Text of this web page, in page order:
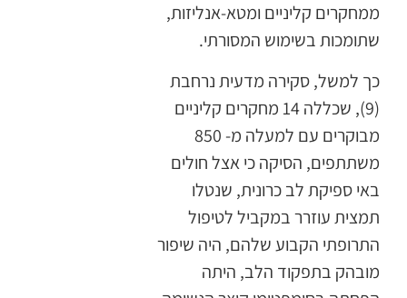
ממחקרים קליניים ומטא-אנליזות,
שתומכות בשימוש המסורתי.
כך למשל, סקירה מדעית נרחבת
(9), שכללה 14 מחקרים קליניים
מבוקרים עם למעלה מ- 850
משתתפים, הסיקה כי אצל חולים
באי ספיקת לב כרונית, שנטלו
תמצית עוזרר במקביל לטיפול
התרופתי הקבוע שלהם, היה שיפור
מובהק בתפקוד הלב, היתה